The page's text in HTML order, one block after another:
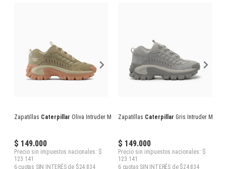
Zapatillas Caterpillar Oliva Intruder M
$ 149.000
Precio sin impuestos nacionales: $
123.141
6 cuotas SIN INTERÉS de $24.834
Zapatillas Caterpillar Gris Intruder M
$ 149.000
Precio sin impuestos nacionales: $
123.141
6 cuotas SIN INTERÉS de $24.834